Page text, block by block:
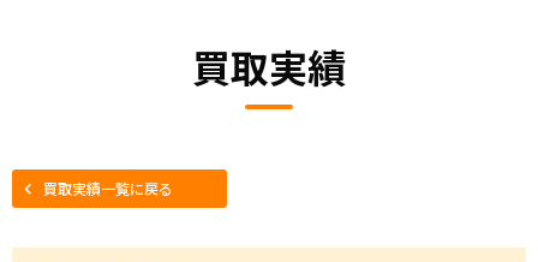
買取実績
買取実績一覧に戻る